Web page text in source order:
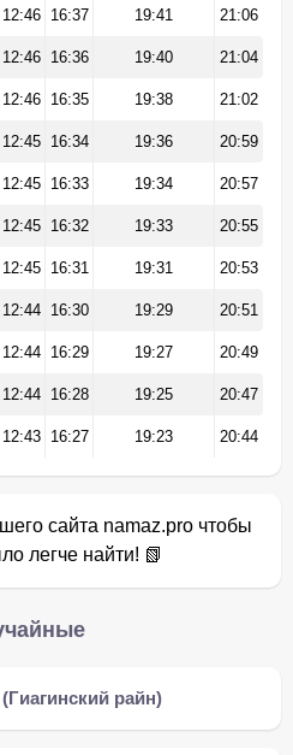
12:46 16:37 19:41 21:06
12:46 16:36 19:40 21:04
12:46 16:35 19:38 21:02
12:45 16:34 19:36 20:59
12:45 16:33 19:34 20:57
12:45 16:32 19:33 20:55
12:45 16:31 19:31 20:53
12:44 16:30 19:29 20:51
12:44 16:29 19:27 20:49
12:44 16:28 19:25 20:47
12:43 16:27 19:23 20:44
сайта namaz.pro чтобы
легче найти! 📗
райн)